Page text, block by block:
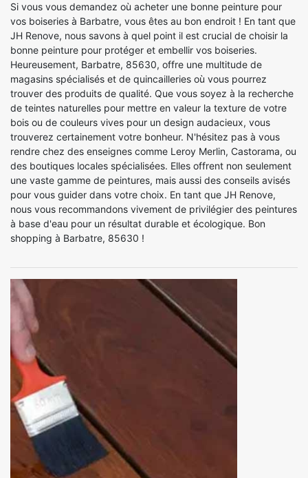
Si vous vous demandez où acheter une bonne peinture pour
vos boiseries à Barbatre, vous êtes au bon endroit ! En tant que
JH Renove, nous savons à quel point il est crucial de choisir la
bonne peinture pour protéger et embellir vos boiseries.
Heureusement, Barbatre, 85630, offre une multitude de
magasins spécialisés et de quincailleries où vous pourrez
trouver des produits de qualité. Que vous soyez à la recherche
de teintes naturelles pour mettre en valeur la texture de votre
bois ou de couleurs vives pour un design audacieux, vous
trouverez certainement votre bonheur. N'hésitez pas à vous
rendre chez des enseignes comme Leroy Merlin, Castorama, ou
des boutiques locales spécialisées. Elles offrent non seulement
une vaste gamme de peintures, mais aussi des conseils avisés
pour vous guider dans votre choix. En tant que JH Renove,
nous vous recommandons vivement de privilégier des peintures
à base d'eau pour un résultat durable et écologique. Bon
shopping à Barbatre, 85630 !